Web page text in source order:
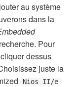
au système
dans la
Pour
dessus
juste la
Nios II/e